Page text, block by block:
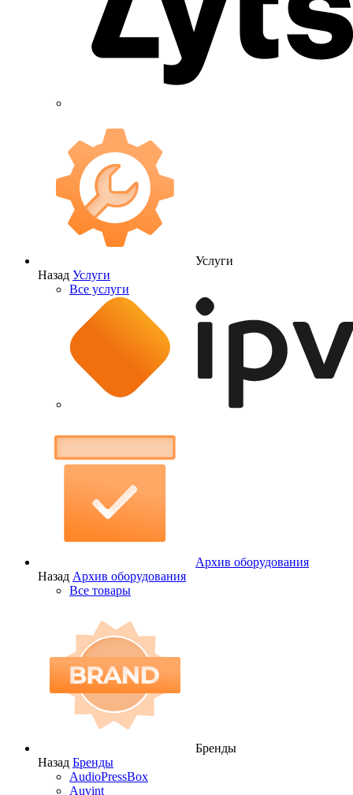
Услуги
Назад Услуги
Все услуги
Архив оборудования
Назад Архив оборудования
Все товары
Бренды
Назад Бренды
AudioPressBox
Auvint